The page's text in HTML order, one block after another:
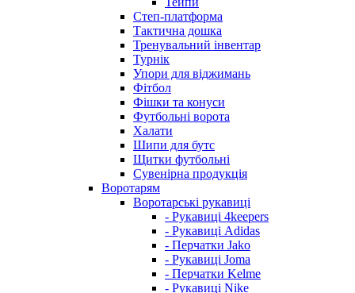
Степ-платформа
Тактична дошка
Тренувальний інвентар
Турнік
Упори для віджимань
Фітбол
Фішки та конуси
Футбольні ворота
Халати
Шипи для бутс
Щитки футбольні
Сувенірна продукція
Воротарям
Воротарські рукавиці
- Рукавиці 4keepers
- Рукавиці Adidas
- Перчатки Jako
- Рукавиці Joma
- Перчатки Kelme
- Рукавиці Nike